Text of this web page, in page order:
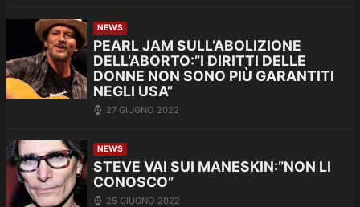
NEWS
PEARL JAM SULL’ABOLIZIONE
DELL’ABORTO:”I DIRITTI DELLE
DONNE NON SONO PIÙ GARANTITI
NEGLI USA”
27 GIUGNO 2022
NEWS
STEVE VAI SUI MANESKIN:”NON LI
CONOSCO”
25 GIUGNO 2022